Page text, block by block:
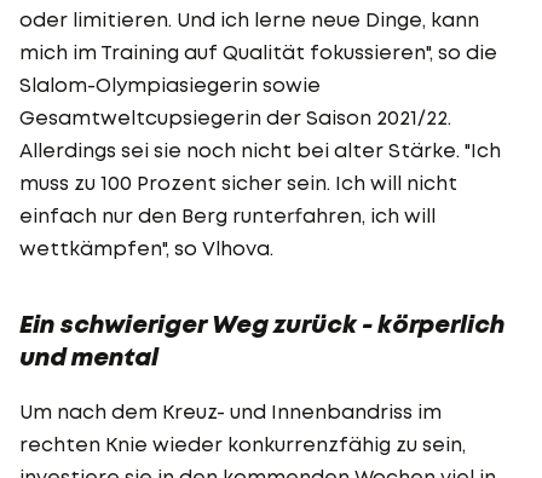
oder limitieren. Und ich lerne neue Dinge, kann
mich im Training auf Qualität fokussieren", so die
Slalom-Olympiasiegerin sowie
Gesamtweltcupsiegerin der Saison 2021/22.
Allerdings sei sie noch nicht bei alter Stärke. "Ich
muss zu 100 Prozent sicher sein. Ich will nicht
einfach nur den Berg runterfahren, ich will
wettkämpfen", so Vlhova.
Ein schwieriger Weg zurück - körperlich
und mental
Um nach dem Kreuz- und Innenbandriss im
rechten Knie wieder konkurrenzfähig zu sein,